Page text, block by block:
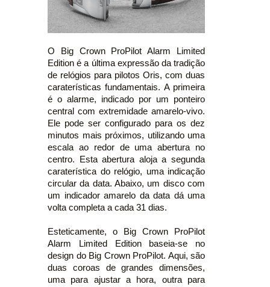
O Big Crown ProPilot Alarm Limited
Edition é a última expressão da tradição
de relógios para pilotos Oris, com duas
caraterísticas fundamentais. A primeira
é o alarme, indicado por um ponteiro
central com extremidade amarelo-vivo.
Ele pode ser configurado para os dez
minutos mais próximos, utilizando uma
escala ao redor de uma abertura no
centro. Esta abertura aloja a segunda
caraterística do relógio, uma indicação
circular da data. Abaixo, um disco com
um indicador amarelo da data dá uma
volta completa a cada 31 dias.
Esteticamente, o Big Crown ProPilot
Alarm Limited Edition baseia-se no
design do Big Crown ProPilot. Aqui, são
duas coroas de grandes dimensões,
uma para ajustar a hora, outra para